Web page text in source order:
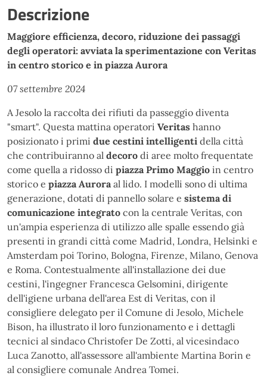
Descrizione
Maggiore efficienza, decoro, riduzione dei passaggi
degli operatori: avviata la sperimentazione con Veritas
in centro storico e in piazza Aurora
07 settembre 2024
A Jesolo la raccolta dei rifiuti da passeggio diventa
"smart". Questa mattina operatori Veritas hanno
posizionato i primi due cestini intelligenti della città
che contribuiranno al decoro di aree molto frequentate
come quella a ridosso di piazza Primo Maggio in centro
storico e piazza Aurora al lido. I modelli sono di ultima
generazione, dotati di pannello solare e sistema di
comunicazione integrato con la centrale Veritas, con
un'ampia esperienza di utilizzo alle spalle essendo già
presenti in grandi città come Madrid, Londra, Helsinki e
Amsterdam poi Torino, Bologna, Firenze, Milano, Genova
e Roma. Contestualmente all'installazione dei due
cestini, l'ingegner Francesca Gelsomini, dirigente
dell'igiene urbana dell'area Est di Veritas, con il
consigliere delegato per il Comune di Jesolo, Michele
Bison, ha illustrato il loro funzionamento e i dettagli
tecnici al sindaco Christofer De Zotti, al vicesindaco
Luca Zanotto, all'assessore all'ambiente Martina Borin e
al consigliere comunale Andrea Tomei.